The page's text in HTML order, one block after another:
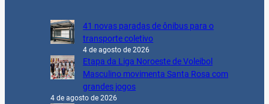
41 novas paradas de ônibus para o
transporte coletivo
4 de agosto de 2026
Etapa da Liga Noroeste de Voleibol
Masculino movimenta Santa Rosa com
grandes jogos
4 de agosto de 2026